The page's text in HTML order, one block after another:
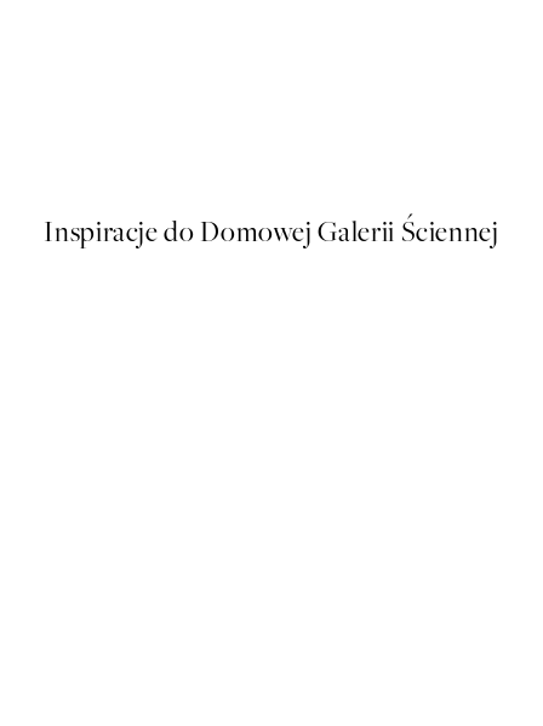
Inspiracje do Domowej Galerii Ściennej